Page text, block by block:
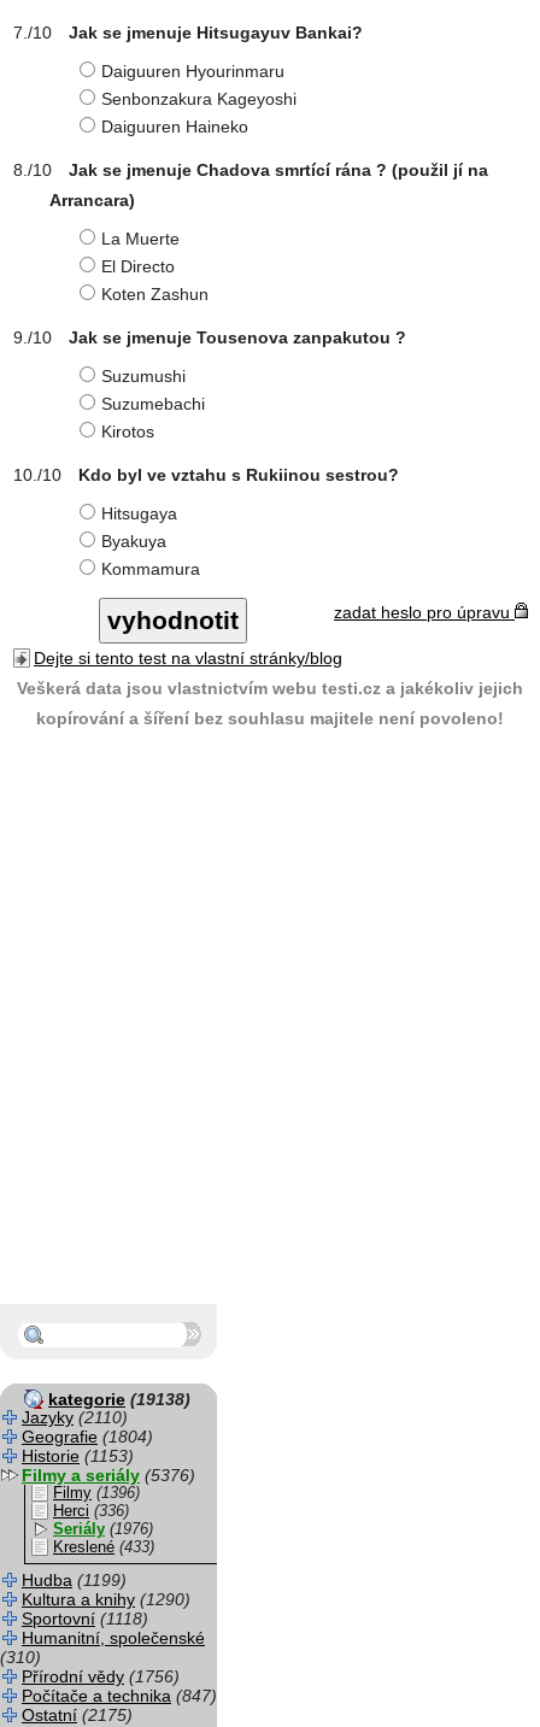
Jak se jmenuje Hitsugayuv Bankai?
Daiguuren Hyourinmaru
Senbonzakura Kageyoshi
Daiguuren Haineko
Jak se jmenuje Chadova smrtící rána ? (použil jí na
Arrancara)
La Muerte
El Directo
Koten Zashun
Jak se jmenuje Tousenova zanpakutou ?
Suzumushi
Suzumebachi
Kirotos
Kdo byl ve vztahu s Rukiinou sestrou?
Hitsugaya
Byakuya
Kommamura
zadat heslo pro úpravu
Dejte si tento test na vlastní stránky/blog
Veškerá data jsou vlastnictvím webu testi.cz a jakékoliv jejich
kopírování a šíření bez souhlasu majitele není povoleno!
kategorie (19138)
Jazyky (2110)
Geografie (1804)
Historie (1153)
Filmy a seriály (5376)
Filmy (1396)
Herci (336)
Seriály (1976)
Kreslené (433)
Hudba (1199)
Kultura a knihy (1290)
Sportovní (1118)
Humanitní, společenské
(310)
Přírodní vědy (1756)
Počítače a technika (847)
Ostatní (2175)